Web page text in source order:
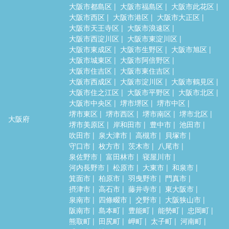
大阪府
大阪市都島区 大阪市福島区
大阪市此花区
大阪市西区
大阪市港区
大阪市大正区
大阪市天王寺区
大阪市浪速区
大阪市西淀川区
大阪市東淀川区
大阪市東成区
大阪市生野区
大阪市旭区
大阪市城東区
大阪市阿倍野区
大阪市住吉区
大阪市東住吉区
大阪市西成区
大阪市淀川区
大阪市鶴見区
大阪市住之江区
大阪市平野区
大阪市北区
大阪市中央区
堺市堺区
堺市中区
堺市東区
堺市西区 堺市南区
堺市北区
堺市美原区
岸和田市 豊中市
池田市
吹田市
泉大津市 高槻市
貝塚市
守口市
枚方市 茨木市
八尾市
泉佐野市
富田林市
寝屋川市
河内長野市
松原市 大東市
和泉市
箕面市
柏原市 羽曳野市
門真市
摂津市
高石市 藤井寺市
東大阪市
泉南市
四條畷市 交野市
大阪狭山市
阪南市
島本町 豊能町 能勢町
忠岡町
熊取町
田尻町 岬町 太子町
河南町